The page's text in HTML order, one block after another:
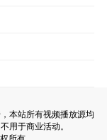
本站所有视频播放源均
用于商业活动。